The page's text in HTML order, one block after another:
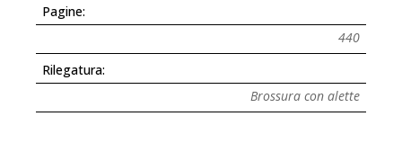
Pagine:
440
Rilegatura:
Brossura con alette